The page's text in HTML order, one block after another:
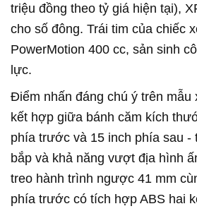
triệu đồng theo tỷ giá hiện tại),
cho số đông. Trái tim của chiếc
PowerMotion 400 cc, sản sinh
lực.
Điểm nhấn đáng chú ý trên mẫu
kết hợp giữa bánh căm kích
phía trước và 15 inch phía sau -
bắp và khả năng vượt địa hình
treo hành trình ngược 41 mm
phía trước có tích hợp ABS hai